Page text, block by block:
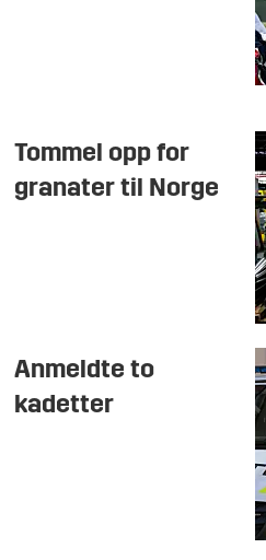
Tommel opp for
granater til Norge
Anmeldte to
kadetter